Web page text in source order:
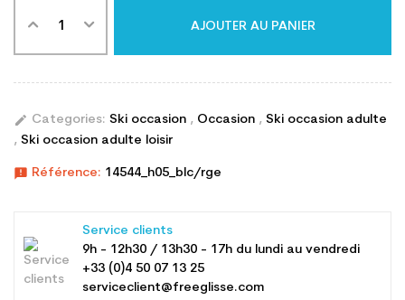
AJOUTER AU PANIER
edit Categories: Ski occasion , Occasion , Ski occasion adulte
, Ski occasion adulte loisir
announcement Référence: 14544_h05_blc/rge
Service clients
9h - 12h30 / 13h30 - 17h du lundi au vendredi
+33 (0)4 50 07 13 25
serviceclient@freeglisse.com